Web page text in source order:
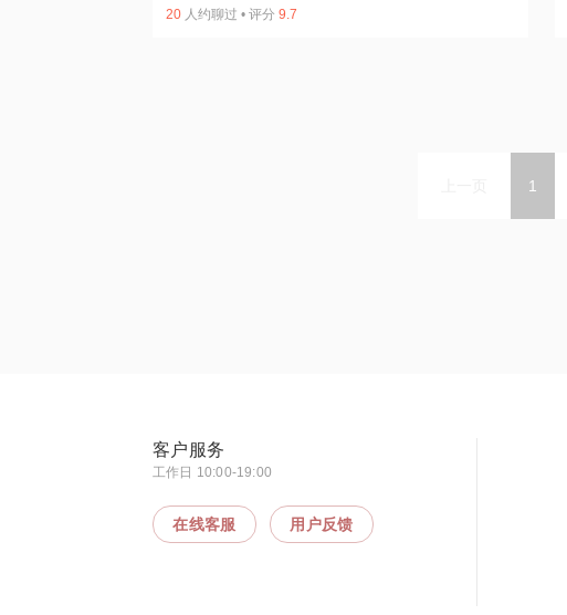
20 人约聊过 • 评分 9.7
1
客户服务
工作日 10:00-19:00
在线客服 用户反馈